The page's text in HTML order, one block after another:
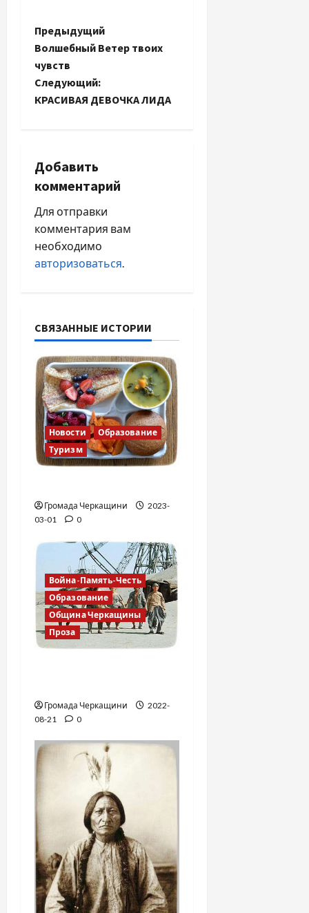
Н
а
в
а
ц
и
я
о
з
а
п
и
с
я
м
Предыдущий
Волшебный Ветер твоих
чувств
Следующий:
КРАСИВАЯ ДЕВОЧКА ЛИДА
Добавить
комментарий
Для отправки
комментария вам
необходимо
авторизоваться
СВЯЗАННЫЕ ИСТОРИИ
Новости
Образование
Туризм
Громада Черкащини
2023-
03-01
0
Война-Память-Честь
Образование
Община Черкащины
Проза
Громада Черкащини
2022-
08-21
0